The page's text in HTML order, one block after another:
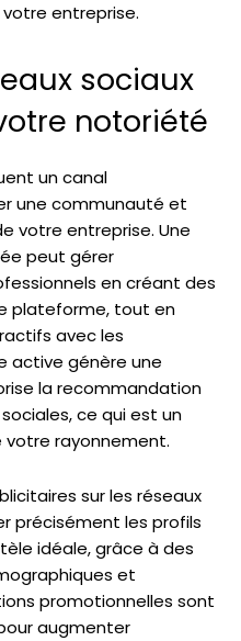
entreprise.
sociaux
notoriété
un canal
une communauté et
votre entreprise. Une
peut gérer
en créant des
plateforme, tout en
avec les
active génère une
la recommandation
ce qui est un
votre rayonnement.
sur les réseaux
précisément les profils
idéale, grâce à des
et
promotionnelles sont
augmenter